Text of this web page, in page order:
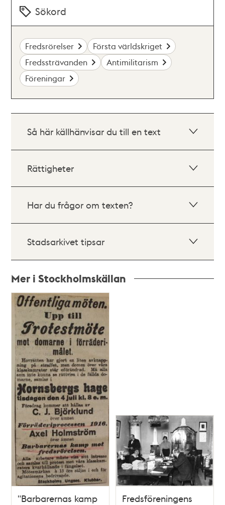
Sökord
Fredsrörelser
Första världskriget
Fredssträvanden
Antimilitarism
Föreningar
Så här källhänvisar du till en text
Rättigheter
Har du frågor om texten?
Stadsarkivet tipsar
Mer i Stockholmskällan
Relaterade
poster
och
teman
"Barbarernas kamp
Fredsföreningens